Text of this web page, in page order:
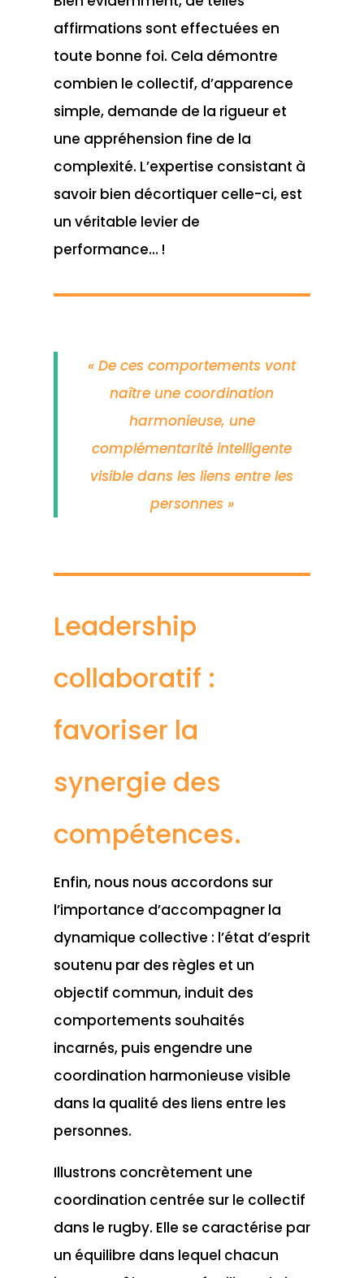
affirmations sont effectuées en
toute bonne foi. Cela démontre
combien le collectif, d’apparence
simple, demande de la rigueur et
une appréhension fine de la
complexité. L’expertise consistant à
savoir bien décortiquer celle-ci, est
un véritable levier de
performance… !
« De ces comportements vont
naître une coordination
harmonieuse, une
complémentarité intelligente
visible dans les liens entre les
personnes »
Leadership
collaboratif :
favoriser la
synergie des
compétences.
Enfin, nous nous accordons sur
l’importance d’accompagner la
dynamique collective : l’état d’esprit
soutenu par des règles et un
objectif commun, induit des
comportements souhaités
incarnés, puis engendre une
coordination harmonieuse visible
dans la qualité des liens entre les
personnes.
Illustrons concrètement une
coordination centrée sur le collectif
dans le rugby. Elle se caractérise par
un équilibre dans lequel chacun